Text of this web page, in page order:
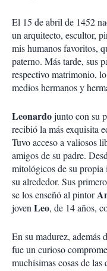
El 15 de abril de 1452
un arquitecto, escultor,
mis humanos favoritos,
paterno. Más tarde, sus
respectivo matrimonio,
medios hermanos y
Leonardojunto con su
recibió la más exquisita
Tuvo acceso a valiosos
amigos de su padre.
mitológicos de su propia
su alrededor. Sus
se los enseñó al pintor
joven Leo, de 14 años,
En su madurez, además
fue un curioso
muchísimas cosas de